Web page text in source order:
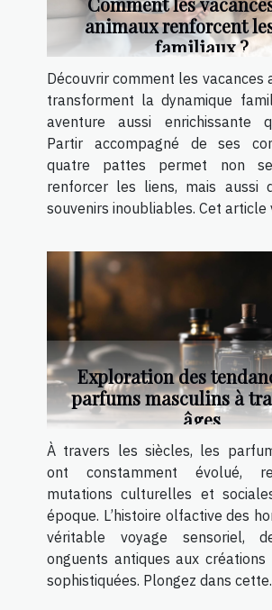
animaux renforcent
familiaux ?
Découvrir comment les vacances
transforment la dynamique
aventure aussi enrichissante
Partir accompagné de ses
quatre pattes permet non
renforcer les liens, mais aussi
souvenirs inoubliables. Cet article
Exploration des
parfums masculins à
âges
À travers les siècles, les
ont constamment évolué,
mutations culturelles et
époque. L’histoire olfactive des
véritable voyage sensoriel,
onguents antiques aux créations
sophistiquées. Plongez dans